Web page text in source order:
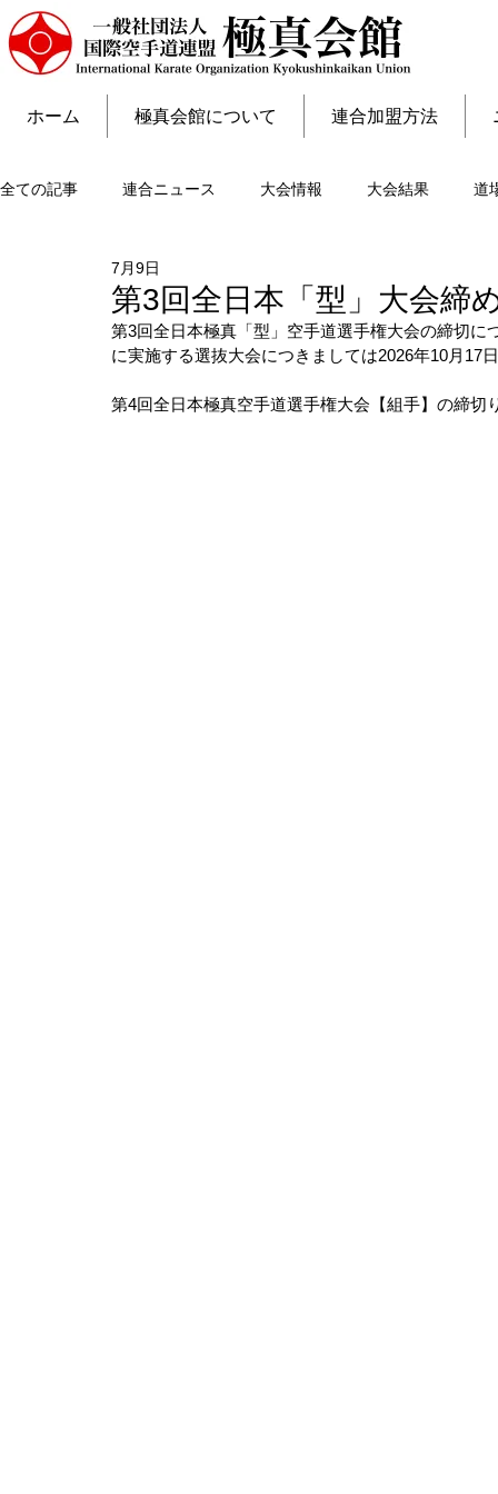
ホーム 極真会館について 連合加盟方法
全ての記事 連合ニュース 大会情報 大会結果 道
第3回全日本「型」大会締
7月9日
第3回全日本極真「型」空手道選手権大会の締切に
に実施する選抜大会につきましては2026年10月17
第4回全日本極真空手道選手権大会【組手】の締切